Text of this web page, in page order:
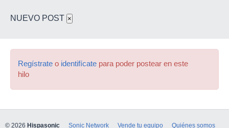
NUEVO POST ×
Regístrate o identifícate para poder postear en este
hilo
© 2026 Hispasonic Sonic Network Vende tu equipo Quiénes somos